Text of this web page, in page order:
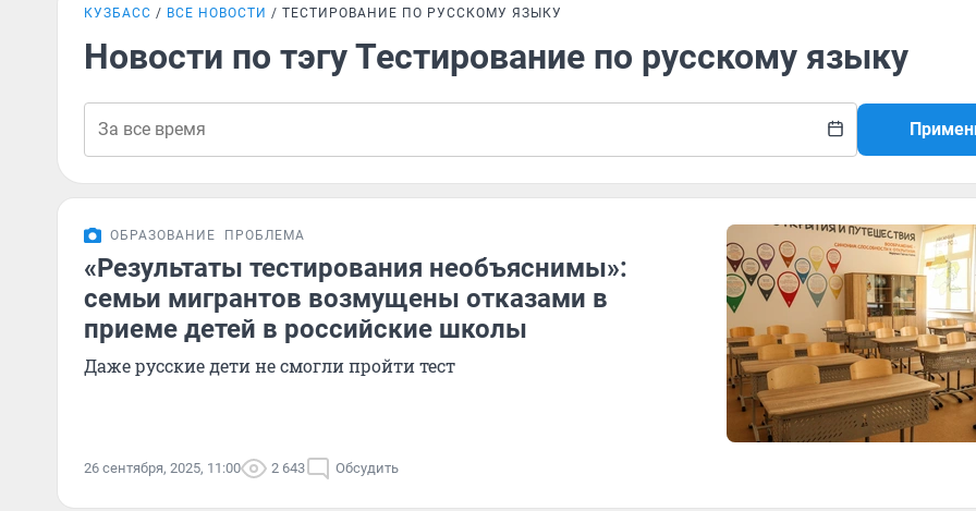
КУЗБАСС ВСЕ НОВОСТИ ТЕСТИРОВАНИЕ ПО РУССКОМУ ЯЗЫКУ
Новости по тэгу Тестирование по русскому языку
ОБРАЗОВАНИЕ ПРОБЛЕМА
«Результаты тестирования необъяснимы»:
семьи мигрантов возмущены отказами в
приеме детей в российские школы
Даже русские дети не смогли пройти тест
26 сентября, 2025, 11:00 2 643 Обсудить